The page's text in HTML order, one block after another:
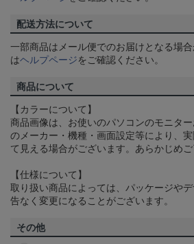
配送方法について
一部商品はメール便でのお届けとなる場
はヘルプページをご確認ください。
商品について
【カラーについて】
商品画像は、お使いのパソコンのモニタ
のメーカー・機種・画面設定等により、
て見える場合がございます。あらかじめご
【仕様について】
取り扱い商品によっては、パッケージや
告なく変更になることがございます。
その他